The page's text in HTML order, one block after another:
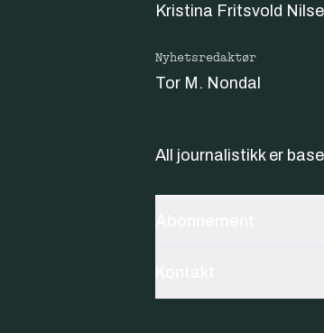
Kristina Fritsvold
Nyhetsredaktør
Tor M. Nondal
All journalistikk er